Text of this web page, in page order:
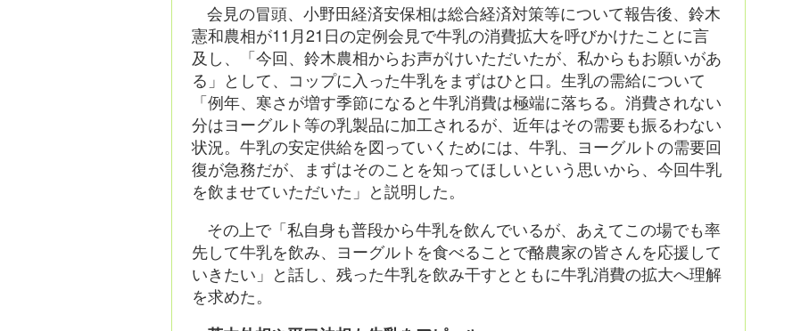
会見の冒頭、小野田経済安保相は総合経済対策等について報告後、鈴木
憲和農相が11月21日の定例会見で牛乳の消費拡大を呼びかけたことに言
及し、「今回、鈴木農相からお声がけいただいたが、私からもお願いがあ
る」として、コップに入った牛乳をまずはひと口。生乳の需給について
「例年、寒さが増す季節になると牛乳消費は極端に落ちる。消費されない
分はヨーグルト等の乳製品に加工されるが、近年はその需要も振るわない
状況。牛乳の安定供給を図っていくためには、牛乳、ヨーグルトの需要回
復が急務だが、まずはそのことを知ってほしいという思いから、今回牛乳
を飲ませていただいた」と説明した。
その上で「私自身も普段から牛乳を飲んでいるが、あえてこの場でも率
先して牛乳を飲み、ヨーグルトを食べることで酪農家の皆さんを応援して
いきたい」と話し、残った牛乳を飲み干すとともに牛乳消費の拡大へ理解
を求めた。